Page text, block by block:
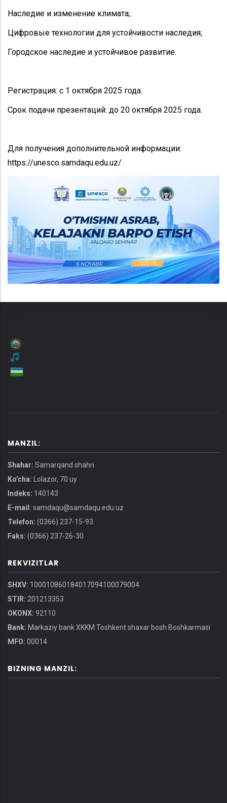
Наследие и изменение климата;
Цифровые технологии для устойчивости наследия;
Городское наследие и устойчивое развитие.
Регистрация: с 1 октября 2025 года.
Срок подачи презентаций: до 20 октября 2025 года.
Для получения дополнительной информации:
https://unesco.samdaqu.edu.uz/
MANZIL:
Shahar: Samarqand shahri
Ko'cha: Lolazor, 70 uy
Indeks: 140143
E-mail: samdaqu@samdaqu.edu.uz
Telefon: (0366) 237-15-93
Faks: (0366) 237-26-30
REKVIZITLAR
SHXV: 100010860184017094100079004
STIR: 201213353
OKONX: 92110
Bank: Markaziy bank XKKM Toshkent shaxar bosh Boshkarmasi
MFO: 00014
BIZNING MANZIL: